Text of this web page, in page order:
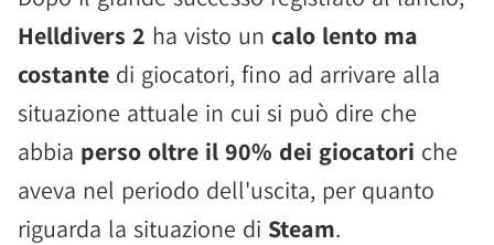
Helldivers 2 ha visto un calo lento ma
costante di giocatori, fino ad arrivare alla
situazione attuale in cui si può dire che
abbia perso oltre il 90% dei giocatori che
aveva nel periodo dell'uscita, per quanto
riguarda la situazione di Steam.